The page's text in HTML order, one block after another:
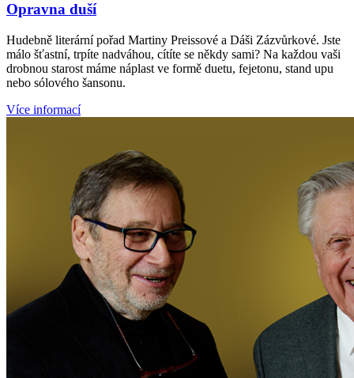
Opravna duší
Hudebně literární pořad Martiny Preissové a Dáši Zázvůrkové. Jste
málo šťastní, trpíte nadváhou, cítíte se někdy sami? Na každou vaši
drobnou starost máme náplast ve formě duetu, fejetonu, stand upu
nebo sólového šansonu.
Více informací